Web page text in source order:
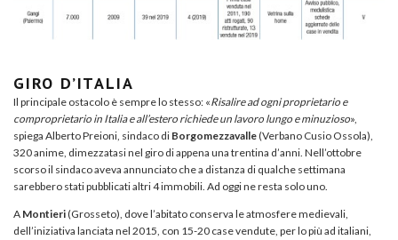
GIRO D’ITALIA
Il principale ostacolo è sempre lo stesso: «Risalire ad ogni proprietario e
comproprietario in Italia e all’estero richiede un lavoro lungo e minuzioso»,
spiega Alberto Preioni, sindaco di Borgomezzavalle(Verbano Cusio Ossola),
320 anime, dimezzatasi nel giro di appena una trentina d’anni. Nell’ottobre
scorso il sindaco aveva annunciato che a distanza di qualche settimana
sarebbero stati pubblicati altri 4 immobili. Ad oggi ne resta solo uno.
A Montieri(Grosseto), dove l’abitato conserva le atmosfere medievali,
dell’iniziativa lanciata nel 2015, con 15-20 case vendute, per lo più ad italiani,